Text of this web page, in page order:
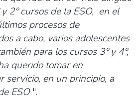
2º cursos de la ESO, en el
procesos de
a cabo, varios adolescentes
para los cursos 3º y 4º,
querido tomar en
servicio, en un principio, a
ESO".